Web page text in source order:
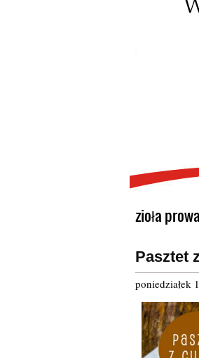
zioła
Pasztet
poniedziałek